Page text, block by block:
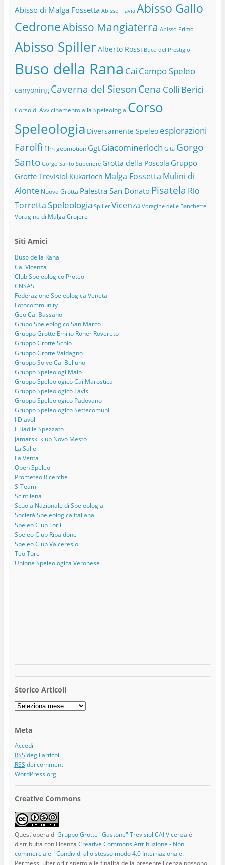
Abisso di Malga Fossetta Abisso Flavia Abisso Gallo
CedroneAbisso Mangiaterra Abisso Primo
Abisso SpillerAlberto Rossi Buco del Prestigio
Buso della Rana Cai Campo Speleo
canyoning Caverna del Sieson Cena Colli Berici
Corso di Avvicinamento alla Speleologia Corso
Speleologia Diversamente Speleo esplorazioni
Farolfi film geomotion Ggt Giacominerloch Gita Gorgo
Santo Gorgo Santo Superiore Grotta della Poscola Gruppo
Grotte Trevisiol Kukarloch Malga Fossetta Mulini di
Alonte Nuova Grotta Palestra San Donato Pisatela Rio
TorrettaSpeleologia Spiller Vicenza Voragine delle Banchette
Voragine di Malga Crojere
Siti Amici
Buso della Rana
Cai Vicenza
Club Speleologico Proteo
CNSAS
Federazione Speleologica Veneta
Fotocommunity
Geo Cai Bassano
Grupo Speleologico San Marco
Gruppo Grotte Emilio Roner Rovereto
Gruppo Grotte Schio
Gruppo Grotte Valdagno
Gruppo Solve Cai Belluno
Gruppo Speleologi Malo
Gruppo Speleologico Cai Marostica
Gruppo Speleologico Lavis
Gruppo Speleologico Padovano
Gruppo Speleologico Settecomuni
I Diavoli
Il Badile Spezzato
Jamarski klub Novo Mesto
La Salle
La Venta
Open Speleo
Prometeo Ricerche
S-Team
Scintilena
Scuola Nazionale di Speleologia
Società Speleologica Italiana
Speleo Club Forlì
Speleo Club Ribaldone
Speleo Club Valceresio
Teo Turci
Unione Speleologica Veronese
Storico Articoli
Storico
Articoli
Meta
Accedi
RSS degli articoli
RSS dei commenti
WordPress.org
Creative Commons
Quest'opera di Gruppo Grotte "Gastone" Trevisiol CAI Vicenza è
distribuita con Licenza Creative Commons Attribuzione - Non
commerciale - Condividi allo stesso modo 4.0 Internazionale.
Permessi ulteriori rispetto alle finalità della presente licenza possono